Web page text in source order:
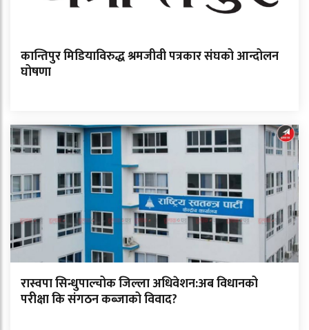
कान्तिपुर मिडियाविरुद्ध श्रमजीवी पत्रकार संघको आन्दोलन
घोषणा
रास्वपा सिन्धुपाल्चोक जिल्ला अधिवेशन:अब विधानको
परीक्षा कि संगठन कब्जाको विवाद?